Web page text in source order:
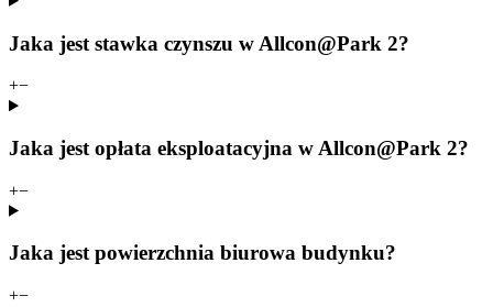
Jaka jest stawka czynszu w Allcon@Park 2?
+−
Jaka jest opłata eksploatacyjna w Allcon@Park 2?
+−
Jaka jest powierzchnia biurowa budynku?
+−